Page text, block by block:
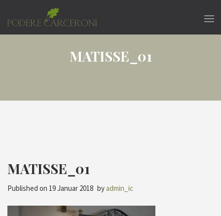
MATISSE_01
MATISSE_01
Published on 19 Januar 2018 byadmin_ic